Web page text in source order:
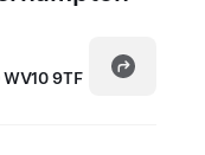
9TF